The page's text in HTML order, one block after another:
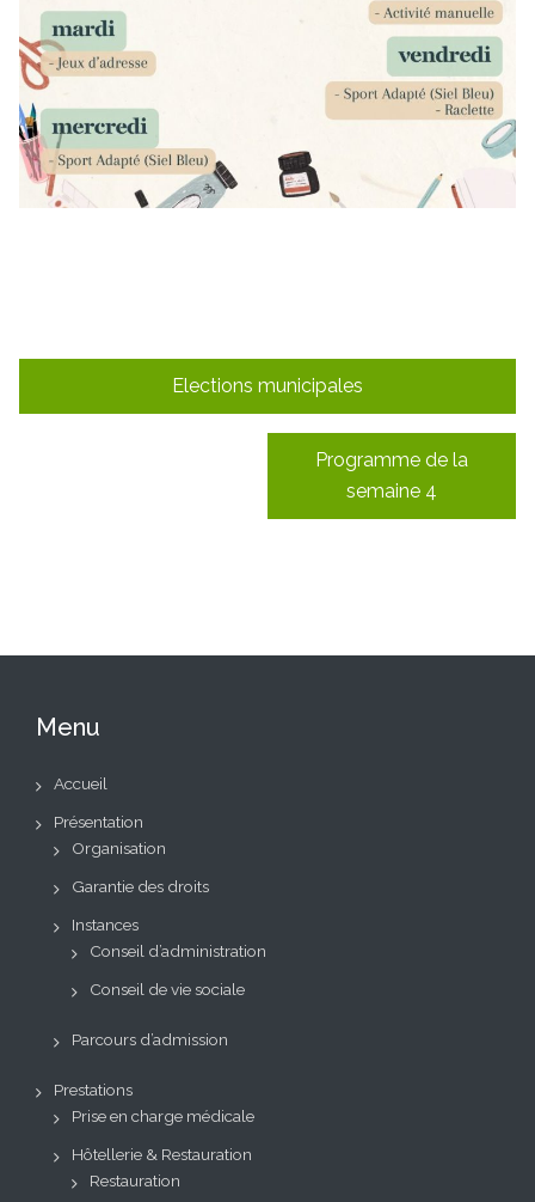
Navigation
de
Elections municipales
Programme de la
semaine 4
Menu
Accueil
Présentation
Organisation
Garantie des droits
Instances
Conseil d’administration
Conseil de vie sociale
Parcours d’admission
Prestations
Prise en charge médicale
Hôtellerie & Restauration
Restauration